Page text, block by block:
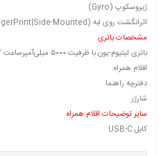
ژیروسکوپ (Gyro)
اثرانگشت روی لبه (FingerPrint|Side-Mounted)
مشخصات باتری
باتری لیتیوم‌-یون با ظرفیت ۵۰۰۰ میلی‌آمپرساعت / قابلیت شارژ سریع با توان ۶۷ وات
اقلام همراه:
دفترچه‌ راهنما
شارژر
سایر توضیحات اقلام همراه
کابل USB-C